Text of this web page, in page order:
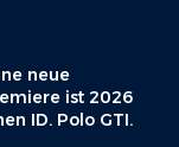
neue
ist 2026
ID. Polo GTI.